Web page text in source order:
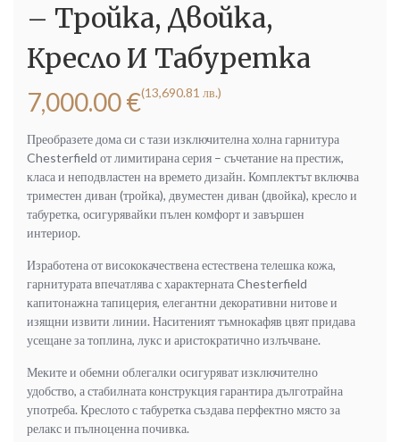
– Тройка, Двойка,
Кресло И Табуретка
7,000.00€(13,690.81 лв.)
Преобразете дома си с тази изключителна холна гарнитура
Chesterfield от лимитирана серия – съчетание на престиж,
класа и неподвластен на времето дизайн. Комплектът включва
триместен диван (тройка), двуместен диван (двойка), кресло и
табуретка, осигурявайки пълен комфорт и завършен
интериор.
Изработена от висококачествена естествена телешка кожа,
гарнитурата впечатлява с характерната Chesterfield
капитонажна тапицерия, елегантни декоративни нитове и
изящни извити линии. Наситеният тъмнокафяв цвят придава
усещане за топлина, лукс и аристократично излъчване.
Меките и обемни облегалки осигуряват изключително
удобство, а стабилната конструкция гарантира дълготрайна
употреба. Креслото с табуретка създава перфектно място за
релакс и пълноценна почивка.